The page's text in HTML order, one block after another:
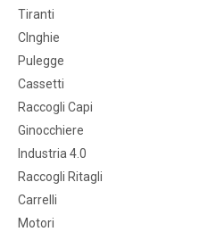
Tiranti
CInghie
Pulegge
Cassetti
Raccogli Capi
Ginocchiere
Industria 4.0
Raccogli Ritagli
Carrelli
Motori